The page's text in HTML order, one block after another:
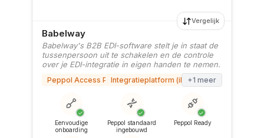
Babelway
Babelway's B2B EDI-software stelt je in staat de
tussenpersoon uit te schakelen en de controle
over je EDI-integratie in eigen handen te nemen.
Peppol Access PointIntegratieplatform (iPaaS)+1 meer
✓
Eenvoudige
onboarding
✓
Peppol standaard
ingebouwd
✓
Peppol Ready
Vergelijk